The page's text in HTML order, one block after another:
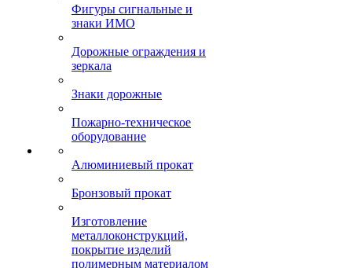
Фигуры сигнальные и
знаки ИМО
Дорожные ограждения и
зеркала
Знаки дорожные
Пожарно-техническое
оборудование
Алюминиевый прокат
Бронзовый прокат
Изготовление
металлоконструкций,
покрытие изделий
полимерным материалом